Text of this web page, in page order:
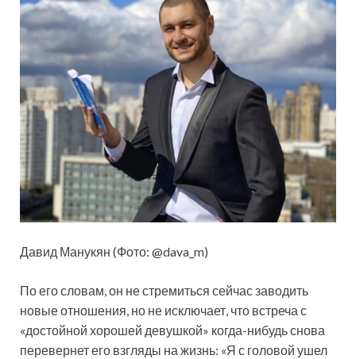
Давид Манукян (Фото: @dava_m)
По его словам, он не стремиться сейчас заводить
новые отношения, но не исключает, что встреча с
«достойной хорошей девушкой» когда-нибудь снова
перевернет его взгляды на жизнь: «Я с головой ушел